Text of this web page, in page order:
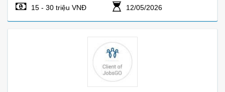
15 - 30 triệu VNĐ 12/05/2026